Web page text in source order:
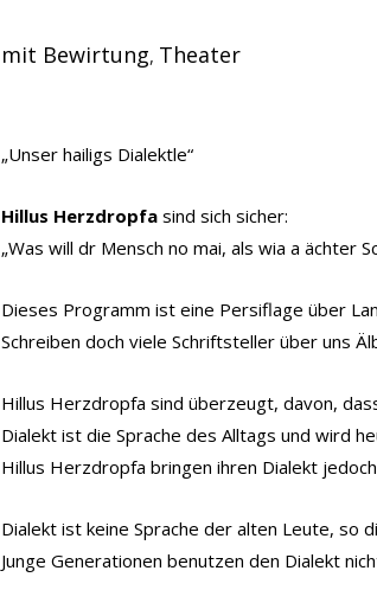
mit Bewirtung, Theater
„Unser hailigs Dialektle“
Hillus Herzdropfa sind sich sicher:
„Was will dr Mensch no mai, als wia a ächter
Dieses Programm ist eine Persiflage über
Schreiben doch viele Schriftsteller über uns
Hillus Herzdropfa sind überzeugt, davon,
Dialekt ist die Sprache des Alltags und wird
Hillus Herzdropfa bringen ihren Dialekt
Dialekt ist keine Sprache der alten Leute, so
Junge Generationen benutzen den Dialekt